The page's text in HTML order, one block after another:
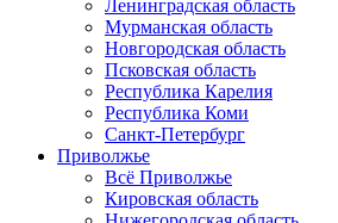
Ленинградская область
Мурманская область
Новгородская область
Псковская область
Республика Карелия
Республика Коми
Санкт-Петербург
Приволжье
Всё Приволжье
Кировская область